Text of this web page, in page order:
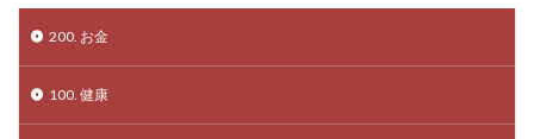
200. お金
100. 健康